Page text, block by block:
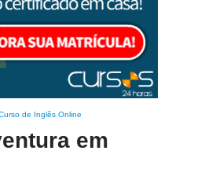
de Inglês Online
em